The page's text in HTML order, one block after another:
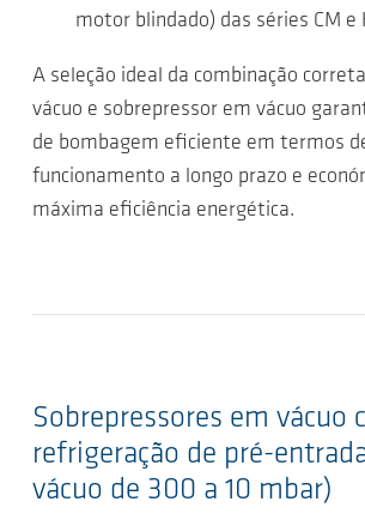
motor blindado) das séries CM e
A seleção ideal da combinação
vácuo e sobrepressor em vácuo
de bombagem eficiente em termos
funcionamento a longo prazo e
máxima eficiência energética.
Sobrepressores em vácuo
refrigeração de pré-
vácuo de 300 a 10 mbar)